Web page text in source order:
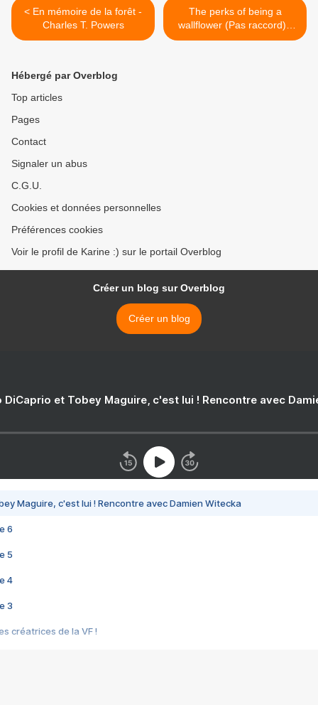
< En mémoire de la forêt -
Charles T. Powers
The perks of being a
wallflower (Pas raccord) -
Stephen Chbosky >
Hébergé par Overblog
Top articles
Pages
Contact
Signaler un abus
C.G.U.
Cookies et données personnelles
Préférences cookies
Voir le profil de Karine :) sur le portail Overblog
Créer un blog sur Overblog
Créer un blog
DiCaprio et Tobey Maguire, c'est lui ! Rencontre avec
Maguire, c'est lui ! Rencontre avec Damien Witecka
6
5
4
3
créatrices de la VF !